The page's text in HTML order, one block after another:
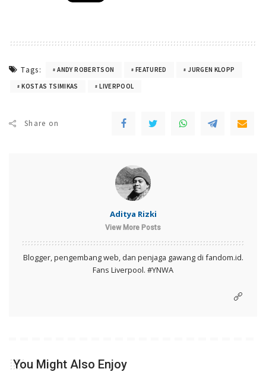
Tags: ANDY ROBERTSON FEATURED
JURGEN KLOPP
KOSTAS TSIMIKAS
LIVERPOOL
Share on
Aditya Rizki
View More Posts
Blogger, pengembang web, dan penjaga gawang di fandom.id.
Fans Liverpool. #YNWA
You Might Also Enjoy